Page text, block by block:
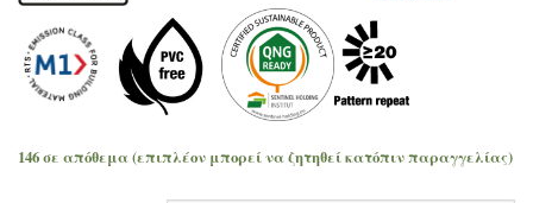
146 σε απόθεμα (επιπλέον μπορεί να ζητηθεί κατόπιν παραγγελίας)